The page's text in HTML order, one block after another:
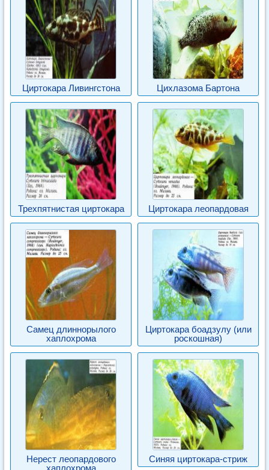
Циртокара Ливингстона Цихлазома Бартона
Трехпятнистая циртокара Циртокара леопардовая
Самец длиннорылого
хаплохрома
Циртокара боадзулу (или
роскошная)
Нерест леопардового
хаплохрома
Синяя циртокара-стриж